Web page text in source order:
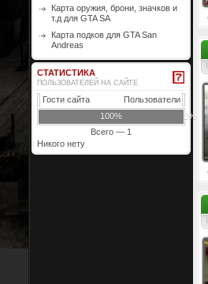
Карта оружия, брони, значков и
т.д для GTA SA
Карта подков для GTA San
Andreas
СТАТИСТИКА
ПОЛЬЗОВАТЕЛЕЙ НА САЙТЕ
Пользователи
Гости сайта
100%
0%
Всего — 1
Никого нету